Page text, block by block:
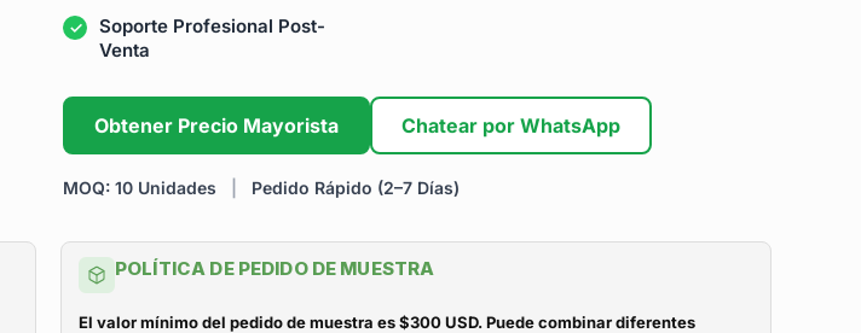
Soporte Profesional Post-
Venta
Obtener Precio Mayorista Chatear por WhatsApp
MOQ: 10 Unidades Pedido Rápido (2–7 Días)
POLÍTICA DE PEDIDO DE MUESTRA
El valor mínimo del pedido de muestra es $300 USD. Puede combinar diferentes